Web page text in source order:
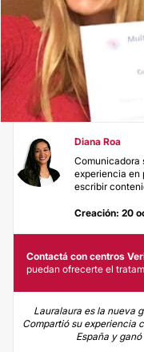
Diana Roa
Comunicadora
experiencia en
escribir
Creación: 20
Contactá con centros
puedan ofrecerte el
Lauralaura es la nueva
Compartió su experiencia
España y